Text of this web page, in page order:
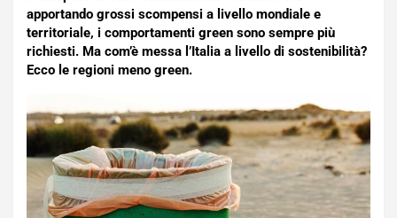
apportando grossi scompensi a livello mondiale e
territoriale, i comportamenti green sono sempre più
richiesti. Ma com’è messa l’Italia a livello di sostenibilità?
Ecco le regioni meno green.